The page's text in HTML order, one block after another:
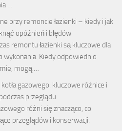
…
przy remoncie łazienki – kiedy i jak
opóźnień i błędów
remontu łazienki są kluczowe dla
wykonania. Kiedy odpowiednio
mogą …
gazowego: kluczowe różnice i
przeglądu
różni się znacząco, co
przeglądów i konserwacji.